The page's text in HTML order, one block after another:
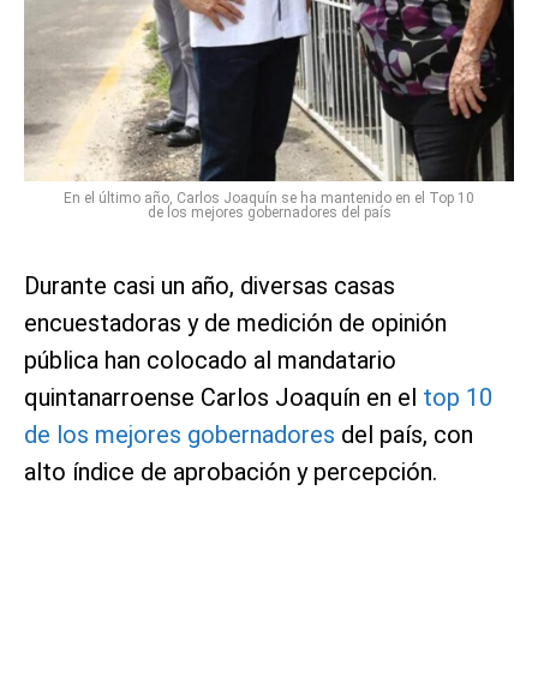
En el último año, Carlos Joaquín se ha mantenido en el Top 10
de los mejores gobernadores del país
Durante casi un año, diversas casas
encuestadoras y de medición de opinión
pública han colocado al mandatario
quintanarroense Carlos Joaquín en el top 10
de los mejores gobernadores del país, con
alto índice de aprobación y percepción.